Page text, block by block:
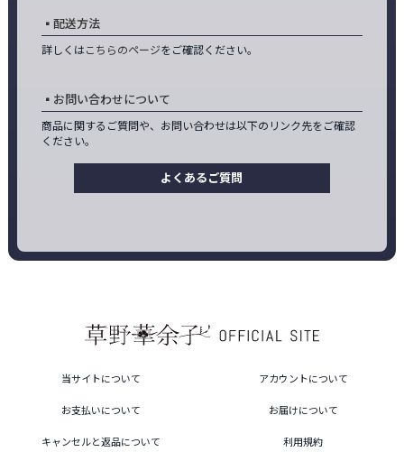
配送方法
詳しくはこちらのページをご確認ください。
お問い合わせについて
商品に関するご質問や、お問い合わせは以下のリンク先をご確認
ください。
よくあるご質問
当サイトについて アカウントについて
お支払いについて お届けについて
キャンセルと返品について 利用規約